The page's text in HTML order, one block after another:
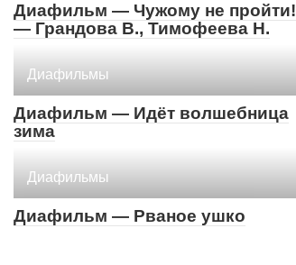
Диафильм — Чужому не пройти!
— Грандова В., Тимофеева Н.
Диафильмы
Диафильм — Идёт волшебница
зима
Диафильмы
Диафильм — Рваное ушко